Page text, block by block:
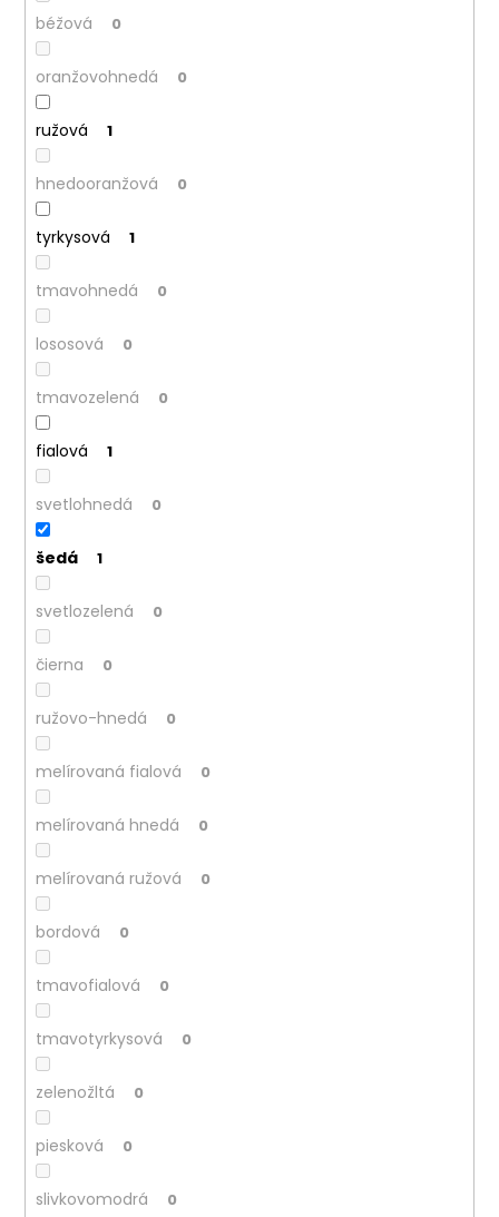
béžová 0
oranžovohnedá 0
ružová 1
hnedooranžová 0
tyrkysová 1
tmavohnedá 0
lososová 0
tmavozelená 0
fialová 1
svetlohnedá 0
šedá 1
svetlozelená 0
čierna 0
ružovo-hnedá 0
melírovaná fialová 0
melírovaná hnedá 0
melírovaná ružová 0
bordová 0
tmavofialová 0
tmavotyrkysová 0
zelenožltá 0
piesková 0
slivkovomodrá 0